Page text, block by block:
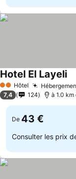
2 Étoiles
Hôtel
Hotel El Layeli
7,4 124 à 1.0
De 43 €
Consulter les prix